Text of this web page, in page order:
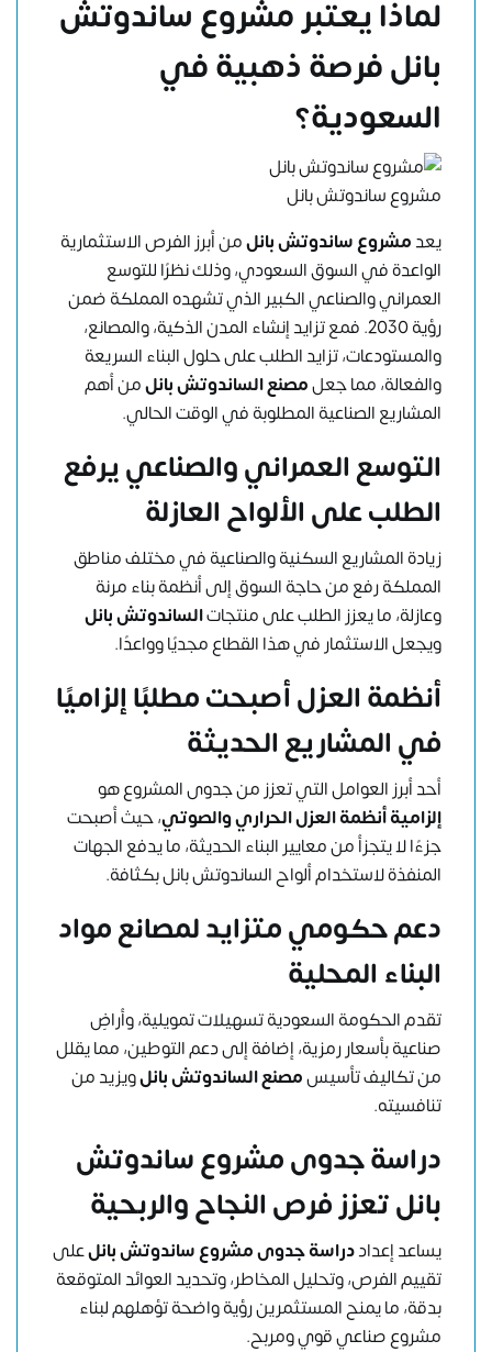
لماذا يعتبر مشروع ساندوتش
بانل فرصة ذهبية في
السعودية؟
مشروع ساندوتش بانل
يعدمشروع ساندوتش بانلمن أبرز الفرص الاستثمارية
الواعدة في السوق السعودي، وذلك نظرًا للتوسع
العمراني والصناعي الكبير الذي تشهده المملكة ضمن
رؤية 2030. فمع تزايد إنشاء المدن الذكية، والمصانع،
والمستودعات، تزايد الطلب على حلول البناء السريعة
والفعالة، مما جعلمصنع الساندوتش بانلمن أهم
المشاريع الصناعية المطلوبة في الوقت الحالي.
التوسع العمراني والصناعي يرفع
الطلب على الألواح العازلة
زيادة المشاريع السكنية والصناعية في مختلف مناطق
المملكة رفع من حاجة السوق إلى أنظمة بناء مرنة
وعازلة، ما يعزز الطلب على منتجاتالساندوتش بانل
ويجعل الاستثمار في هذا القطاع مجديًا وواعدًا.
أنظمة العزل أصبحت مطلبًا إلزاميًا
في المشاريع الحديثة
أحد أبرز العوامل التي تعزز من جدوى المشروع هو
إلزامية أنظمة العزل الحراري والصوتي، حيث أصبحت
جزءًا لا يتجزأ من معايير البناء الحديثة، ما يدفع الجهات
المنفذة لاستخدام ألواح الساندوتش بانل بكثافة.
دعم حكومي متزايد لمصانع مواد
البناء المحلية
تقدم الحكومة السعودية تسهيلات تمويلية، وأراضٍ
صناعية بأسعار رمزية، إضافة إلى دعم التوطين، مما يقلل
من تكاليف تأسيسمصنع الساندوتش بانلويزيد من
تنافسيته.
دراسة جدوى مشروع ساندوتش
بانل تعزز فرص النجاح والربحية
يساعد إعداددراسة جدوى مشروع ساندوتش بانلعلى
تقييم الفرص، وتحليل المخاطر، وتحديد العوائد المتوقعة
بدقة، ما يمنح المستثمرين رؤية واضحة تؤهلهم لبناء
مشروع صناعي قوي ومربح.